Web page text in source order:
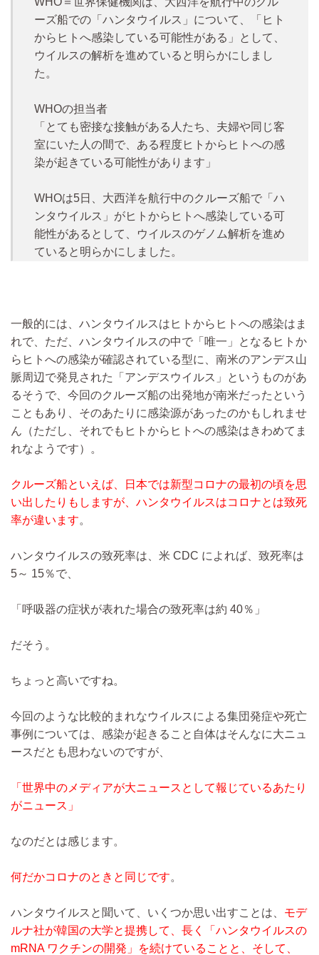
ーズ船での「ハンタウイルス」について、「ヒト
からヒトへ感染している可能性がある」として、
ウイルスの解析を進めていると明らかにしまし
た。
WHOの担当者
「とても密接な接触がある人たち、夫婦や同じ客
室にいた人の間で、ある程度ヒトからヒトへの感
染が起きている可能性があります」
WHOは5日、大西洋を航行中のクルーズ船で「ハ
ンタウイルス」がヒトからヒトへ感染している可
能性があるとして、ウイルスのゲノム解析を進め
ていると明らかにしました。
一般的には、ハンタウイルスはヒトからヒトへの感染はま
れで、ただ、ハンタウイルスの中で「唯一」となるヒトか
らヒトへの感染が確認されている型に、南米のアンデス山
脈周辺で発見された「アンデスウイルス」というものがあ
るそうで、今回のクルーズ船の出発地が南米だったという
こともあり、そのあたりに感染源があったのかもしれませ
ん（ただし、それでもヒトからヒトへの感染はきわめてま
れなようです）。
クルーズ船といえば、日本では新型コロナの最初の頃を思
い出したりもしますが、ハンタウイルスはコロナとは致死
率が違います。
ハンタウイルスの致死率は、米 CDC によれば、致死率は
5～ 15％で、
「呼吸器の症状が表れた場合の致死率は約 40％」
だそう。
ちょっと高いですね。
今回のような比較的まれなウイルスによる集団発症や死亡
事例については、感染が起きること自体はそんなに大ニュ
ースだとも思わないのですが、
「世界中のメディアが大ニュースとして報じているあたり
がニュース」
なのだとは感じます。
何だかコロナのときと同じです。
ハンタウイルスと聞いて、いくつか思い出すことは、 モデ
ルナ社が韓国の大学と提携して、長く「ハンタウイルスの
mRNA ワクチンの開発」を続けていることと、そして、